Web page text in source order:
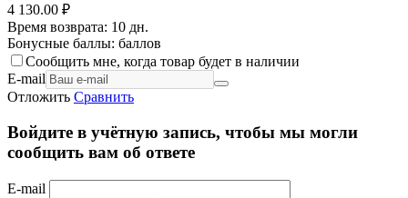
4 130.00 ₽
Время возврата: 10 дн.
Бонусные баллы: баллов
Сообщить мне, когда товар будет в наличии
E-mail
Отложить Сравнить
Войдите в учётную запись, чтобы мы могли
сообщить вам об ответе
E-mail